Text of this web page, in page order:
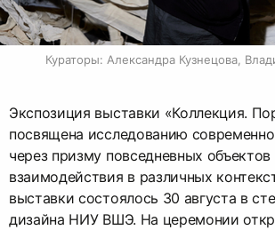
Кураторы: Александра Кузнецова,
Экспозиция выставки «Коллекция.
посвящена исследованию
через призму повседневных объектов
взаимодействия в различных
выставки состоялось 30 августа в
дизайна НИУ ВШЭ. На церемонии